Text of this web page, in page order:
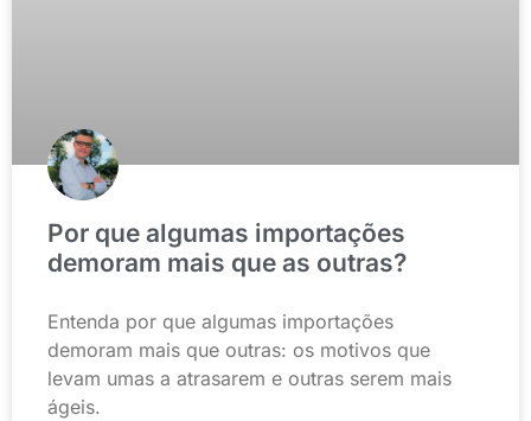
Por que algumas importações
demoram mais que as outras?
Entenda por que algumas importações
demoram mais que outras: os motivos que
levam umas a atrasarem e outras serem mais
ágeis.